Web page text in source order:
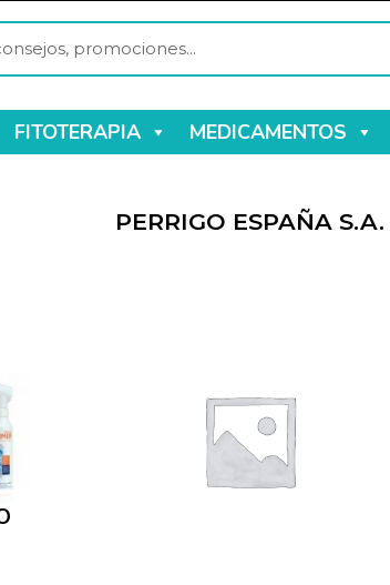
FITOTERAPIA MEDICAMENTOS
PERRIGO ESPAÑA S.A.